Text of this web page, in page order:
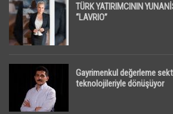
TÜRK YATIRIMCININ
“LAVRIO”
Gayrimenkul değerleme
teknolojileriyle dönüşüyor